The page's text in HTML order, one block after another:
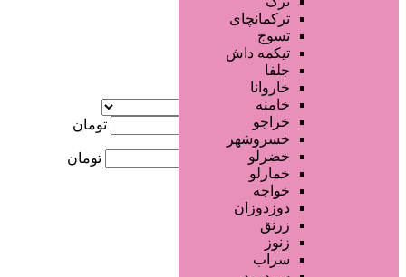
ترکمانچای
تسوج
تیکمه داش
جلفا
خاروانا
خامنه
خراجو
خسروشهر
خضرلو
خمارلو
خواجه
دوزدوزان
زرنق
زنوز
سراب
آگهی ویژه
کمترین قیمت
تومان
بیشترین قیمت تومان